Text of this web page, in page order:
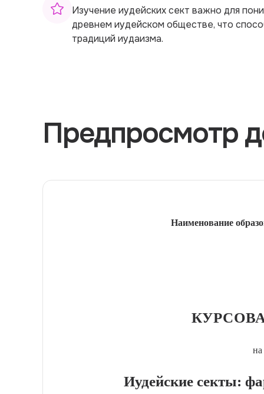
Изучение иудейских сект важно для
древнем иудейском обществе, что
традиций иудаизма.
Предпросмотр
Наименование
на
Иудейские секты: